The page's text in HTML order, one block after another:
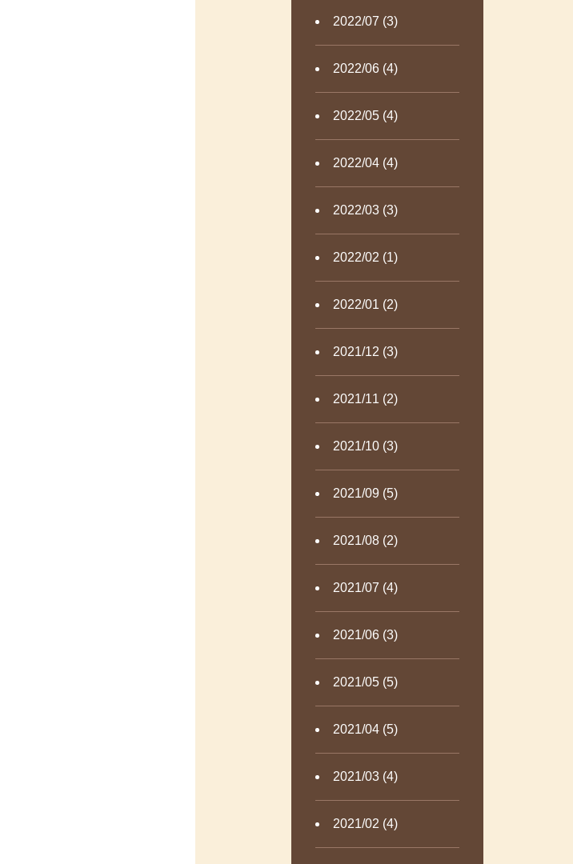
2022/07 (3)
2022/06 (4)
2022/05 (4)
2022/04 (4)
2022/03 (3)
2022/02 (1)
2022/01 (2)
2021/12 (3)
2021/11 (2)
2021/10 (3)
2021/09 (5)
2021/08 (2)
2021/07 (4)
2021/06 (3)
2021/05 (5)
2021/04 (5)
2021/03 (4)
2021/02 (4)